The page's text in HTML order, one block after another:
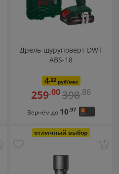
Дрель-шуруповерт DWT
ABS-18
4.32руб/мес
259.00398.86
Вернём до 10.97
отличный выбор